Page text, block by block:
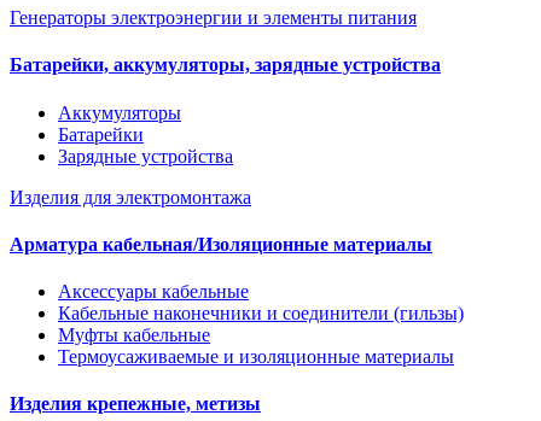
Генераторы электроэнергии и элементы питания
Батарейки, аккумуляторы, зарядные устройства
Аккумуляторы
Батарейки
Зарядные устройства
Изделия для электромонтажа
Арматура кабельная/Изоляционные материалы
Аксессуары кабельные
Кабельные наконечники и соединители (гильзы)
Муфты кабельные
Термоусаживаемые и изоляционные материалы
Изделия крепежные, метизы